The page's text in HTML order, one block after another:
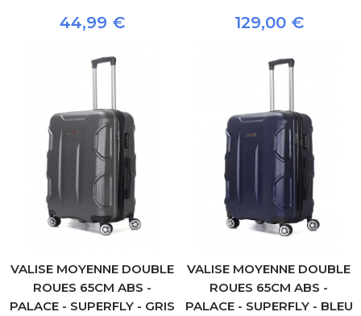
44,99 € 129,00 €
VALISE MOYENNE DOUBLE
ROUES 65CM ABS -
PALACE - SUPERFLY - GRIS
VALISE MOYENNE DOUBLE
ROUES 65CM ABS -
PALACE - SUPERFLY - BLEU